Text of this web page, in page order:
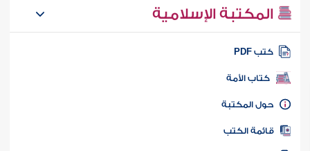
المكتبة الإسلامية
كتب PDF
كتاب الأمة
المكتبة